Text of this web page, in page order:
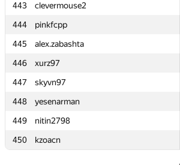
443
clevermouse2
444
pinkfcpp
445
alex.zabashta
446
xurz97
447
skyvn97
448
yesenarman
449
nitin2798
450
kzoacn
443
clevermouse2
444
pinkfcpp
445
alex.zabashta
446
xurz97
447
skyvn97
448
yesenarman
449
nitin2798
450
kzoacn